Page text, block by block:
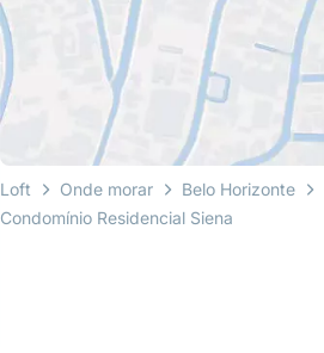
Loft Onde morar Belo Horizonte
Condomínio Residencial Siena